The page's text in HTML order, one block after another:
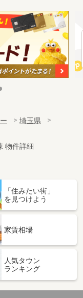
埼玉県
物件詳細
「住みたい街」
を見つけよう
家賃相場
人気タウン
ランキング